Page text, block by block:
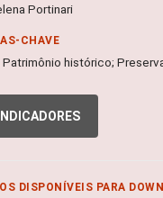
Portinari
CHAVE
Patrimônio histórico;
INDICADORES
DISPONÍVEIS PARA